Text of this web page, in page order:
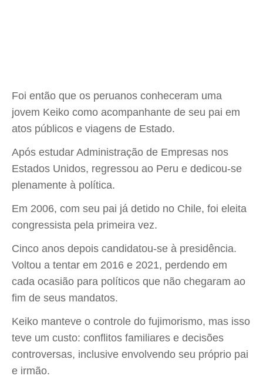
Foi então que os peruanos conheceram uma
jovem Keiko como acompanhante de seu pai em
atos públicos e viagens de Estado.
Após estudar Administração de Empresas nos
Estados Unidos, regressou ao Peru e dedicou-se
plenamente à política.
Em 2006, com seu pai já detido no Chile, foi eleita
congressista pela primeira vez.
Cinco anos depois candidatou-se à presidência.
Voltou a tentar em 2016 e 2021, perdendo em
cada ocasião para políticos que não chegaram ao
fim de seus mandatos.
Keiko manteve o controle do fujimorismo, mas isso
teve um custo: conflitos familiares e decisões
controversas, inclusive envolvendo seu próprio pai
e irmão.